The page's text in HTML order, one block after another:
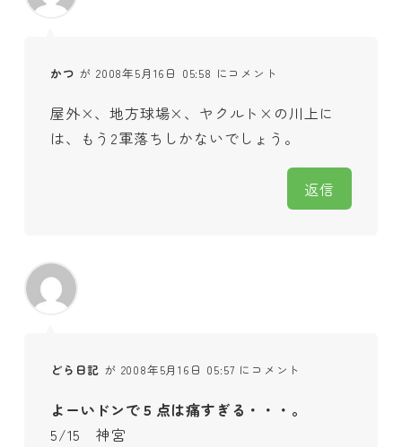
かつ が 2008年5月16日 05:58 にコメント
屋外×、地方球場×、ヤクルト×の川上に
は、もう2軍落ちしかないでしょう。
返信
どら日記 が 2008年5月16日 05:57 にコメント
よーいドンで５点は痛すぎる・・・。
5/15 神宮